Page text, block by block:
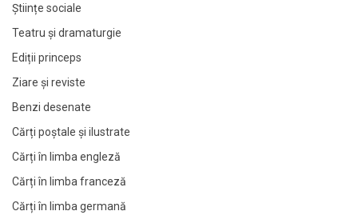
Științe sociale
Teatru și dramaturgie
Ediții princeps
Ziare şi reviste
Benzi desenate
Cărți poștale și ilustrate
Cărți în limba engleză
Cărți în limba franceză
Cărți în limba germană